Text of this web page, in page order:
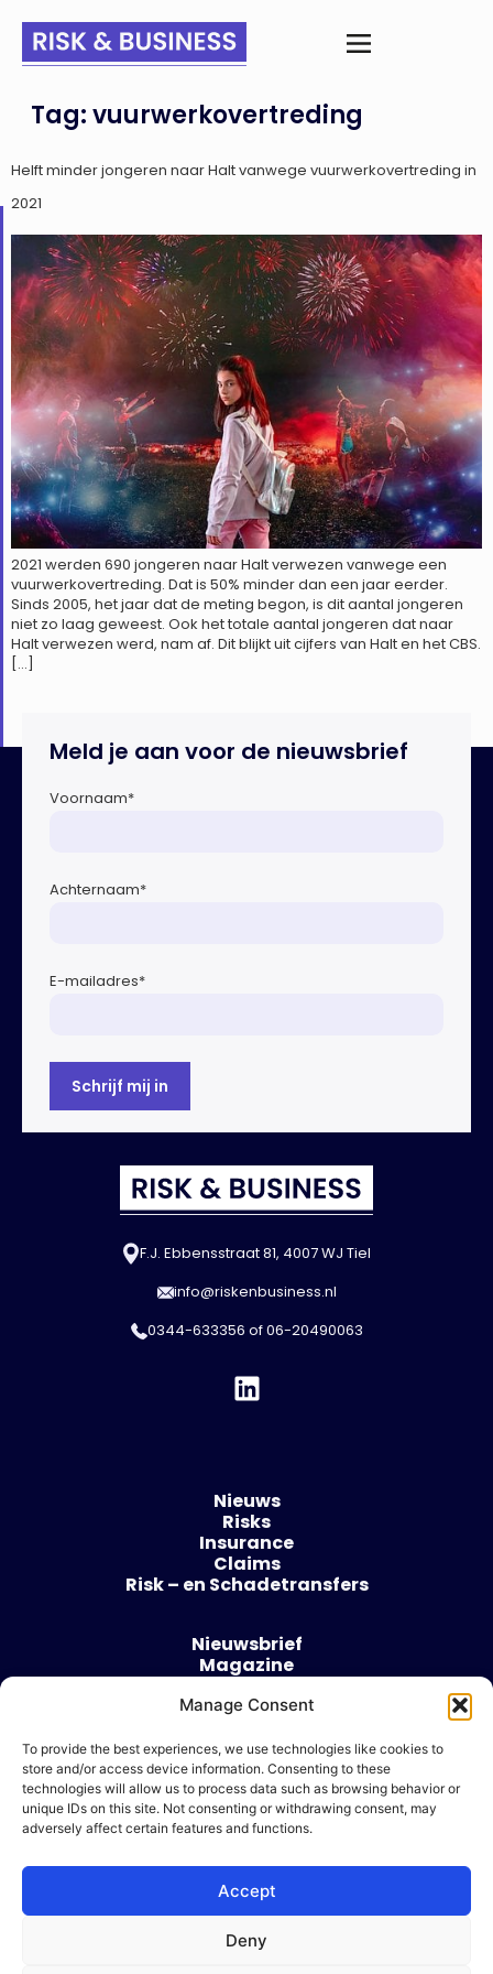
Manage Consent
To provide the best experiences, we use technologies like cookies to
store and/or access device information. Consenting to these
technologies will allow us to process data such as browsing behavior or
unique IDs on this site. Not consenting or withdrawing consent, may
adversely affect certain features and functions.
Accept
Deny
Tag:vuurwerkovertreding
Helft minder jongeren naar Halt vanwege vuurwerkovertreding in
2021
2021 werden 690 jongeren naar Halt verwezen vanwege een
vuurwerkovertreding. Dat is 50% minder dan een jaar eerder.
Sinds 2005, het jaar dat de meting begon, is dit aantal jongeren
niet zo laag geweest. Ook het totale aantal jongeren dat naar
Halt verwezen werd, nam af. Dit blijkt uit cijfers van Halt en het CBS.
[…]
Meld je aan voor de nieuwsbrief
Voornaam*
Achternaam*
E-mailadres*
F.J. Ebbensstraat 81, 4007 WJ Tiel
info@riskenbusiness.nl
0344-633356 of06-20490063
Nieuws
Risks
Insurance
Claims
Risk – en Schadetransfers
Nieuwsbrief
Magazine
Over
Algemene voorwaarden
Cookie beleid
Ik wil adverteren